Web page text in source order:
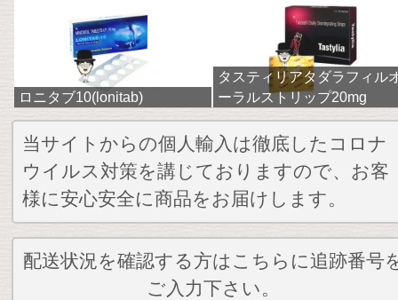
ロニタブ10(lonitab)
タスティリアタダラフィル
ーラルストリップ20mg
当サイトからの個人輸入は徹底したコロナ
ウイルス対策を講じておりますので、お客
様に安心安全に商品をお届けします。
配送状況を確認する方はこちらに追跡番号
ご入力下さい。